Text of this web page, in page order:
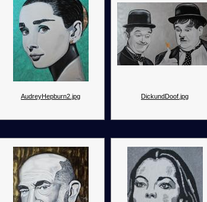
AudreyHepburn2.jpg DickundDoof.jpg